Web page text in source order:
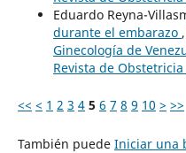
Eduardo Reyna-
durante el embarazo ,
Ginecología de
Revista de
<< < 1 2 3 4 5 6 7 8 9 10 > >>
También puede Iniciar una